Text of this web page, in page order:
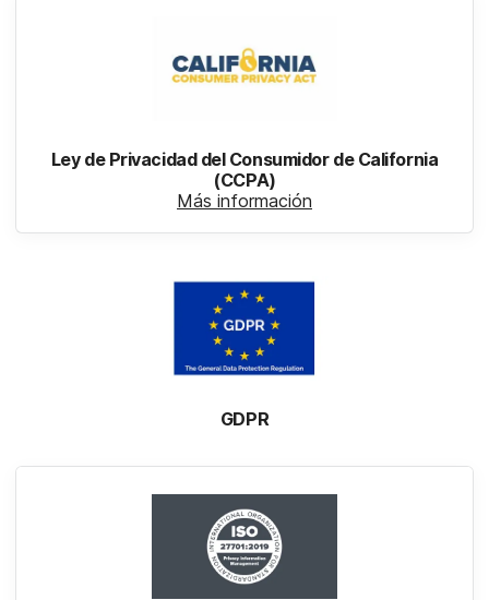
Ley de Privacidad del Consumidor de California
(CCPA)
Más información
GDPR